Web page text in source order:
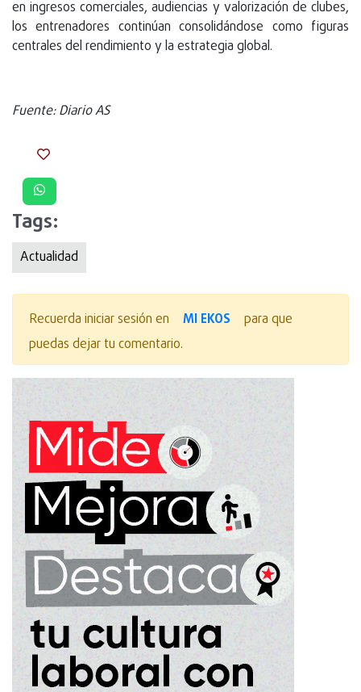
en ingresos comerciales, audiencias y valorización de clubes,
los entrenadores continúan consolidándose como figuras
centrales del rendimiento y la estrategia global.
Fuente: Diario AS
Tags:
Actualidad
Recuerda iniciar sesión en MI EKOS
para que
puedas dejar tu comentario.